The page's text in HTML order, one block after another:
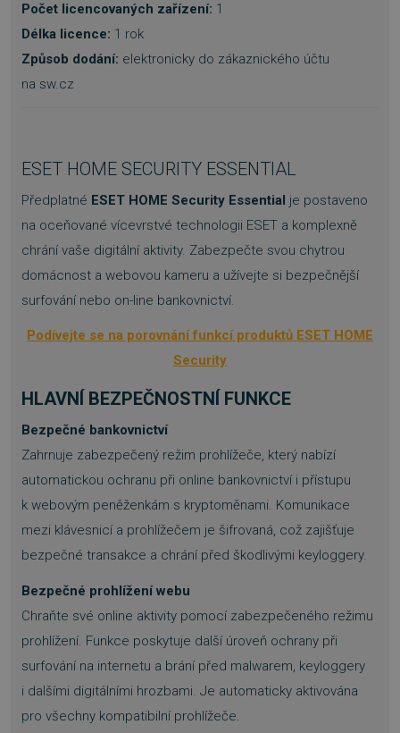
Počet licencovaných zařízení: 1
Délka licence: 1 rok
Způsob dodání: elektronicky do zákaznického účtu
na sw.cz
ESET HOME SECURITY ESSENTIAL
Předplatné ESET HOME Security Essential je postaveno
na oceňované vícevrstvé technologii ESET a komplexně
chrání vaše digitální aktivity. Zabezpečte svou chytrou
domácnost a webovou kameru a užívejte si bezpečnější
surfování nebo on-line bankovnictví.
Podívejte se na porovnání funkcí produktů ESET HOME
Security
HLAVNÍ BEZPEČNOSTNÍ FUNKCE
Bezpečné bankovnictví
Zahrnuje zabezpečený režim prohlížeče, který nabízí
automatickou ochranu při online bankovnictví i přístupu
k webovým peněženkám s kryptoměnami. Komunikace
mezi klávesnicí a prohlížečem je šifrovaná, což zajišťuje
bezpečné transakce a chrání před škodlivými keyloggery.
Bezpečné prohlížení webu
Chraňte své online aktivity pomocí zabezpečeného režimu
prohlížení. Funkce poskytuje další úroveň ochrany při
surfování na internetu a brání před malwarem, keyloggery
i dalšími digitálními hrozbami. Je automaticky aktivována
pro všechny kompatibilní prohlížeče.